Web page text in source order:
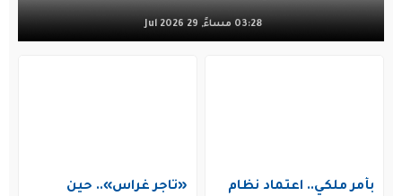
03:28 مساءً, 29 Jul 2026
بأمر ملكي.. اعتماد نظام
«تاجر غراس».. حين